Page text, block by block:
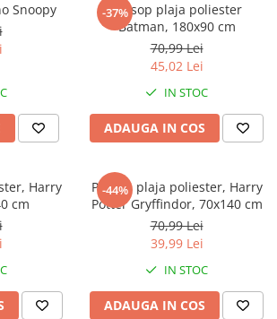
Snoopy
-37%
Prosop plaja poliester
Batman, 180x90 cm
70,99 Lei
45,02 Lei
IN STOC
ADAUGA IN COS
Harry
cm
-44%
Prosop plaja poliester, Harry
Potter Gryffindor, 70x140 cm
70,99 Lei
39,99 Lei
IN STOC
ADAUGA IN COS